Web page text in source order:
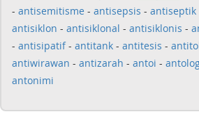
- antisemitisme - antisepsis - antiseptik
antisiklon - antisiklonal - antisiklonis -
- antisipatif- antitank - antitesis -
antiwirawan - antizarah - antoi -
antonimi